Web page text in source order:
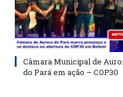
Câmara Municipal de
do Pará em ação – COP30